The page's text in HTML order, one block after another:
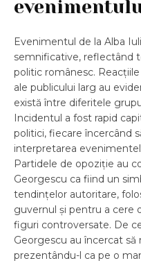
Evenimentul de la Alba
semnificative, reflectând
politic românesc.
ale publicului larg au
există între diferitele
Incidentul a fost rapid
politici, fiecare încercând
interpretarea
Partidele de opoziție au
Georgescu ca fiind un
tendințelor autoritare,
guvernul și pentru a cere
figuri controversate. De
Georgescu au încercat
prezentându-l ca pe o